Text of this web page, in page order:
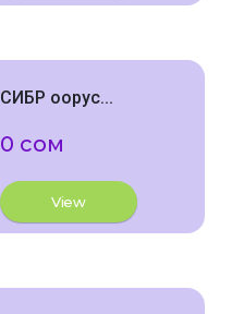
СИБР оорус...
0 сом
View